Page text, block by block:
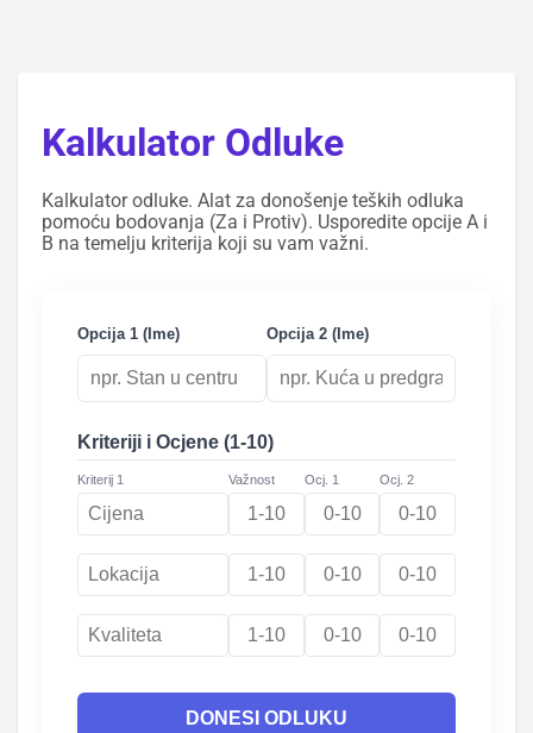
Kalkulator Odluke
Kalkulator odluke. Alat za donošenje teških odluka
pomoću bodovanja (Za i Protiv). Usporedite opcije A i
B na temelju kriterija koji su vam važni.
Opcija 1 (Ime) Opcija 2 (Ime)
Kriteriji i Ocjene (1-10)
Kriterij 1 Važnost Ocj. 1 Ocj. 2
DONESI ODLUKU